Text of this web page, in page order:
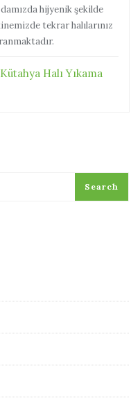
hijyenik şekilde
tekrar halılarınız
Kütahya Halı Yıkama